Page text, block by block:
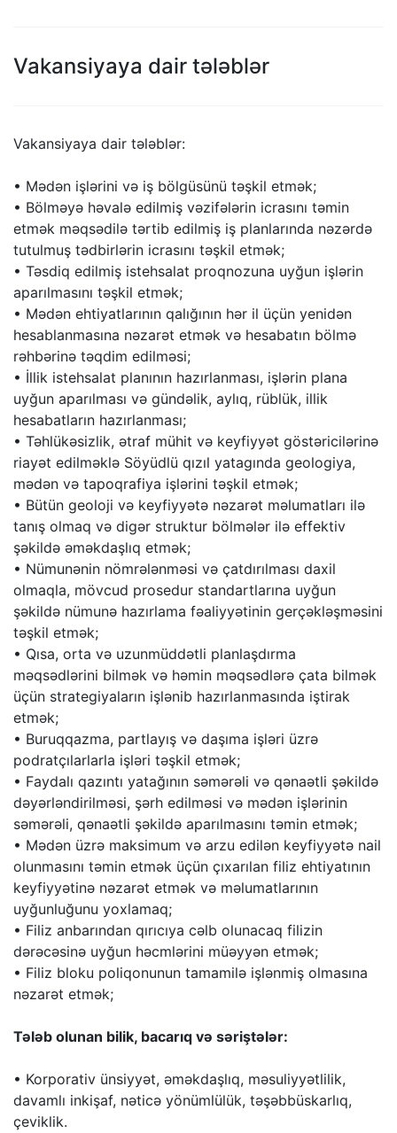
Vakansiyaya dair tələblər
Vakansiyaya dair tələblər:
• Mədən işlərini və iş bölgüsünü təşkil etmək;
• Bölməyə həvalə edilmiş vəzifələrin icrasını təmin
etmək məqsədilə tərtib edilmiş iş planlarında nəzərdə
tutulmuş tədbirlərin icrasını təşkil etmək;
• Təsdiq edilmiş istehsalat proqnozuna uyğun işlərin
aparılmasını təşkil etmək;
• Mədən ehtiyatlarının qalığının hər il üçün yenidən
hesablanmasına nəzarət etmək və hesabatın bölmə
rəhbərinə təqdim edilməsi;
• İllik istehsalat planının hazırlanması, işlərin plana
uyğun aparılması və gündəlik, aylıq, rüblük, illik
hesabatların hazırlanması;
• Təhlükəsizlik, ətraf mühit və keyfiyyət göstəricilərinə
riayət edilməklə Söyüdlü qızıl yatagında geologiya,
mədən və tapoqrafiya işlərini təşkil etmək;
• Bütün geoloji və keyfiyyətə nəzarət məlumatları ilə
tanış olmaq və digər struktur bölmələr ilə effektiv
şəkildə əməkdaşlıq etmək;
• Nümunənin nömrələnməsi və çatdırılması daxil
olmaqla, mövcud prosedur standartlarına uyğun
şəkildə nümunə hazırlama fəaliyyətinin gerçəkləşməsini
təşkil etmək;
• Qısa, orta və uzunmüddətli planlaşdırma
məqsədlərini bilmək və həmin məqsədlərə çata bilmək
üçün strategiyaların işlənib hazırlanmasında iştirak
etmək;
• Buruqqazma, partlayış və daşıma işləri üzrə
podratçılarlarla işləri təşkil etmək;
• Faydalı qazıntı yatağının səmərəli və qənaətli şəkildə
dəyərləndirilməsi, şərh edilməsi və mədən işlərinin
səmərəli, qənaətli şəkildə aparılmasını təmin etmək;
• Mədən üzrə maksimum və arzu edilən keyfiyyətə nail
olunmasını təmin etmək üçün çıxarılan filiz ehtiyatının
keyfiyyətinə nəzarət etmək və məlumatlarının
uyğunluğunu yoxlamaq;
• Filiz anbarından qırıcıya cəlb olunacaq filizin
dərəcəsinə uyğun həcmlərini müəyyən etmək;
• Filiz bloku poliqonunun tamamilə işlənmiş olmasına
nəzarət etmək;
Tələb olunan bilik, bacarıq və səriştələr:
• Korporativ ünsiyyət, əməkdaşlıq, məsuliyyətlilik,
davamlı inkişaf, nəticə yönümlülük, təşəbbüskarlıq,
çeviklik.